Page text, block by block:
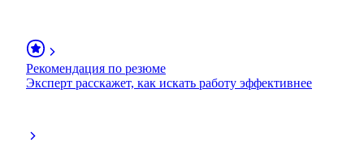
Рекомендация по резюме
Эксперт расскажет, как искать работу эффективнее